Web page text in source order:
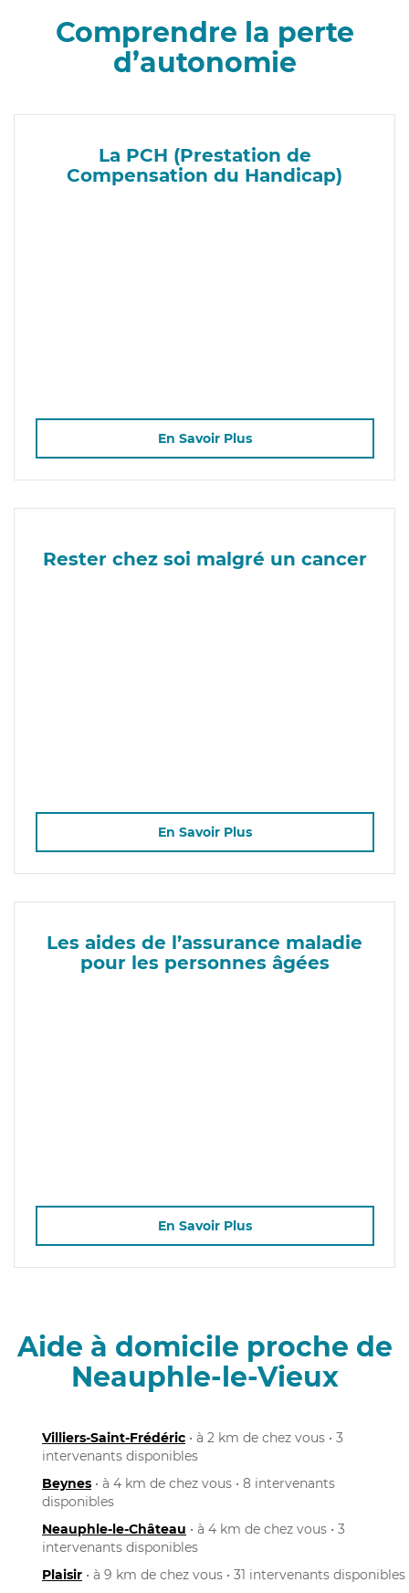
Comprendre la perte
d’autonomie
La PCH (Prestation de
Compensation du Handicap)
En Savoir Plus
Rester chez soi malgré un cancer
En Savoir Plus
Les aides de l’assurance maladie
pour les personnes âgées
En Savoir Plus
Aide à domicile proche de
Neauphle-le-Vieux
Villiers-Saint-Frédéric • à 2 km de chez vous • 3
intervenants disponibles
Beynes • à 4 km de chez vous • 8 intervenants
disponibles
Neauphle-le-Château • à 4 km de chez vous • 3
intervenants disponibles
Plaisir • à 9 km de chez vous • 31 intervenants disponibles